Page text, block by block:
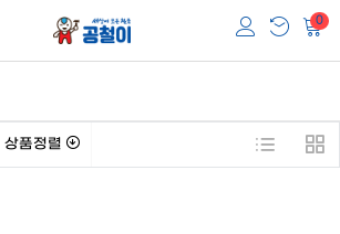
0
상품정렬